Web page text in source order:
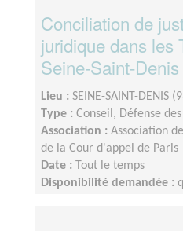
Conciliation de
juridique dans les
Seine-Saint-Denis
Lieu : SEINE-SAINT-DENIS
Type : Conseil, Défense
Association : Association
de la Cour d'appel de Paris
Date :
Tout le temps
Disponibilité demandée :